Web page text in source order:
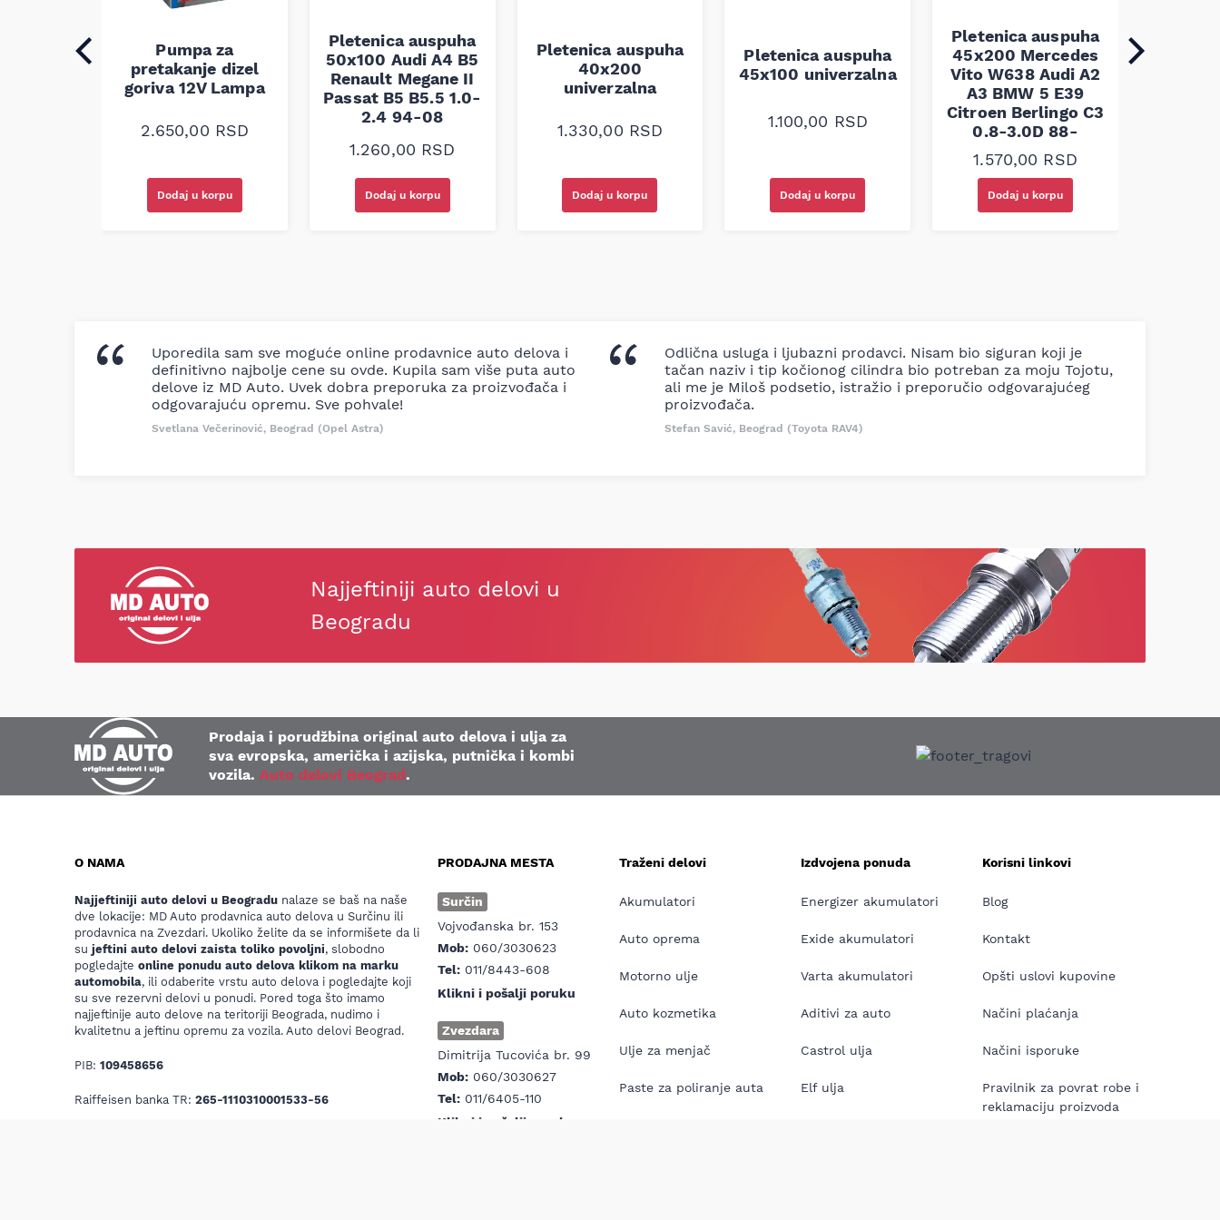
Pumpa za
pretakanje dizel
goriva 12V Lampa
2.650,00 RSD
Dodaj u korpu
Pletenica auspuha
50x100 Audi A4 B5
Renault Megane II
Passat B5 B5.5 1.0-
2.4 94-08
1.260,00 RSD
Dodaj u korpu
Pletenica auspuha
40x200
univerzalna
1.330,00 RSD
Dodaj u korpu
Pletenica auspuha
45x100 univerzalna
1.100,00 RSD
Dodaj u korpu
Pletenica auspuha
45x200 Mercedes
Vito W638 Audi A2
A3 BMW 5 E39
Citroen Berlingo C3
0.8-3.0D 88-
1.570,00 RSD
Dodaj u korpu
Uporedila sam sve moguće online prodavnice auto delova i
definitivno najbolje cene su ovde. Kupila sam više puta auto
delove iz MD Auto. Uvek dobra preporuka za proizvođača i
odgovarajuću opremu. Sve pohvale!
Svetlana Večerinović, Beograd (Opel Astra)
Odlična usluga i ljubazni prodavci. Nisam bio siguran koji je
tačan naziv i tip kočionog cilindra bio potreban za moju Tojotu,
ali me je Miloš podsetio, istražio i preporučio odgovarajućeg
proizvođača.
Stefan Savić, Beograd (Toyota RAV4)
Najjeftiniji auto delovi u
Beogradu
Prodaja i porudžbina original auto delova i ulja za
sva evropska, američka i azijska, putnička i kombi
vozila. Auto delovi Beograd.
O NAMA
Najjeftiniji auto delovi u Beogradu nalaze se baš na naše
dve lokacije: MD Auto prodavnica auto delova u Surčinu ili
prodavnica na Zvezdari. Ukoliko želite da se informišete da li
su jeftini auto delovi zaista toliko povoljni, slobodno
pogledajte online ponudu auto delova klikom na marku
automobila, ili odaberite vrstu auto delova i pogledajte koji
su sve rezervni delovi u ponudi. Pored toga što imamo
najjeftinije auto delove na teritoriji Beograda, nudimo i
kvalitetnu a jeftinu opremu za vozila. Auto delovi Beograd.
PIB: 109458656
Raiffeisen banka TR: 265-1110310001533-56
PRODAJNA MESTA
Surčin
Vojvođanska br. 153
Mob: 060/3030623
Tel: 011/8443-608
Klikni i pošalji poruku
Zvezdara
Dimitrija Tucovića br. 99
Mob: 060/3030627
Tel: 011/6405-110
Klikni i pošalji poruku
Traženi delovi
Akumulatori
Auto oprema
Motorno ulje
Auto kozmetika
Ulje za menjač
Paste za poliranje auta
Izdvojena ponuda
Energizer akumulatori
Exide akumulatori
Varta akumulatori
Aditivi za auto
Castrol ulja
Elf ulja
Korisni linkovi
Blog
Kontakt
Opšti uslovi kupovine
Načini plaćanja
Načini isporuke
Pravilnik za povrat robe i
reklamaciju proizvoda